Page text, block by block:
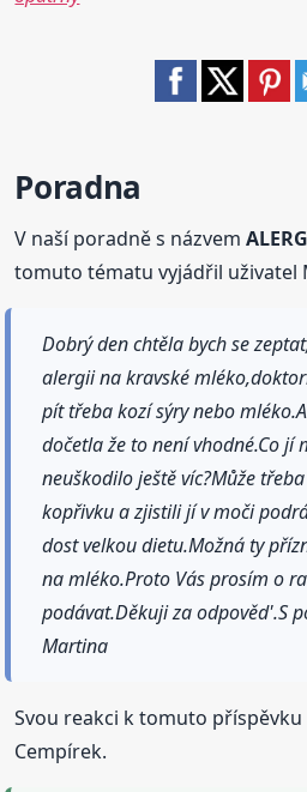
Poradna
V naší poradně s názvem
tomuto tématu vyjádřil uživatel
Dobrý den chtěla bych se
alergii na kravské
pít třeba kozí sýry nebo
dočetla že to není vhodné.Co
neuškodilo ještě víc?Může
kopřivku a zjistili jí v moči
dost velkou dietu.Možná ty
na mléko.Proto Vás prosím o
podávat.Děkuji za odpověd'.S
Martina
Svou reakci k tomuto
Cempírek.